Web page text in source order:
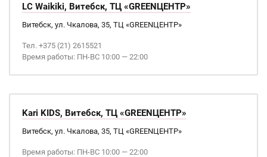
LC Waikiki, Витебск, ТЦ «GREENЦЕНТР»
Витебск, ул. Чкалова, 35, ТЦ «GREENЦЕНТР»
Тел. +375 (21) 2615521
Время работы: ПН-ВС 10:00 — 22:00
Kari KIDS, Витебск, ТЦ «GREENЦЕНТР»
Витебск, ул. Чкалова, 35, ТЦ «GREENЦЕНТР»
Время работы: ПН-ВС 10:00 — 22:00